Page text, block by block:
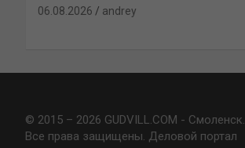
06.08.2026 andrey
© 2015 – 2026 GUDVILL.COM - Смоленск.
Все права защищены. Деловой портал